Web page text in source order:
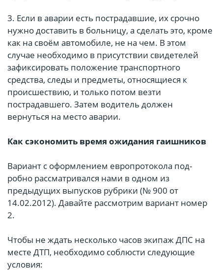
3. Если в аварии есть пострадавшие, их срочно
нужно доставить в больницу, а сделать это, кроме
как на своём автомобиле, не на чем. В этом
случае необходимо в присутствии свидетелей
зафиксировать положение транспортного
средства, следы и предметы, относящиеся к
происшествию, и только потом везти
пострадавшего. Затем водитель должен
вернуться на место аварии.
Как сэкономить время ожидания гаишников
Вариант с офор­млением евро­протокола под­
робно рассматривался нами в одном из
предыдущих выпусков рубрики (№ 900 от
14.02.2012). Давайте рассмотрим вариант номер
2.
Чтобы не ждать несколько часов экипаж ДПС на
месте ДТП, необходимо соблюсти следующие
условия: